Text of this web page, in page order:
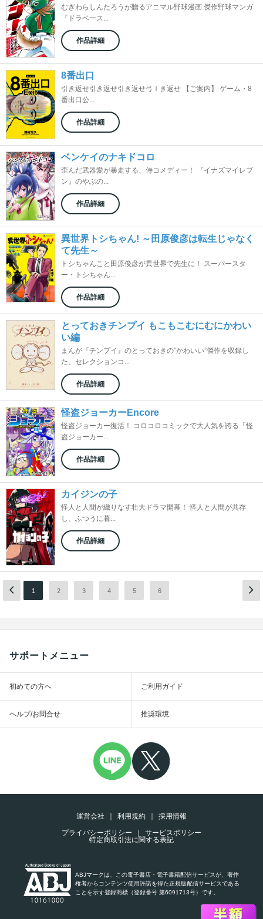
むぎわらしんたろうが贈るアニマル野球漫画 傑作野球マンガ
『ドラベース...
作品詳細
8番出口
引き返せ引き返せ引き返せ弓Ｉき返せ 【ご案内】 ゲーム・8
番出口公...
作品詳細
ベンケイのナキドコロ
歪んだ武器愛が暴走する、侍コメディー！ 『イナズマイレブ
ン』のやぶの...
作品詳細
異世界トシちゃん! ～田原俊彦は転生じゃなく
て先生～
トシちゃんこと田原俊彦が異世界で先生に！ スーパースタ
ー・トシちゃん...
作品詳細
とっておきチンプイ もこもこむにむにかわい
い編
まんが『チンプイ』のとっておきの”かわいい”傑作を収録し
た、セレクションコ...
作品詳細
怪盗ジョーカーEncore
怪盗ジョーカー復活！ コロコロコミックで大人気を誇る「怪
盗ジョーカー...
作品詳細
カイジンの子
怪人と人間が織りなす壮大ドラマ開幕！ 怪人と人間が共存
し、ふつうに暮...
作品詳細
1 2 3 4 5 6
サポートメニュー
初めての方へ ご利用ガイド
ヘルプ/お問合せ 推奨環境
運営会社 利用規約
採用情報
プライバシーポリシー
サービスポリシー
特定商取引法に関する表記
ABJマークは、この電子書店・電子書籍配信サービスが、著作
権者からコンテンツ使用許諾を得た正規版配信サービスである
ことを示す登録商標（登録番号 第6091713号）です。